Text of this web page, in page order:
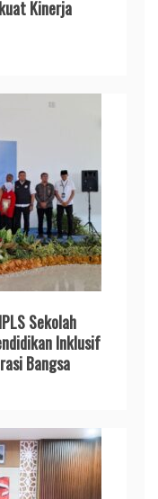
Kinerja
Sekolah
Inklusif
Bangsa